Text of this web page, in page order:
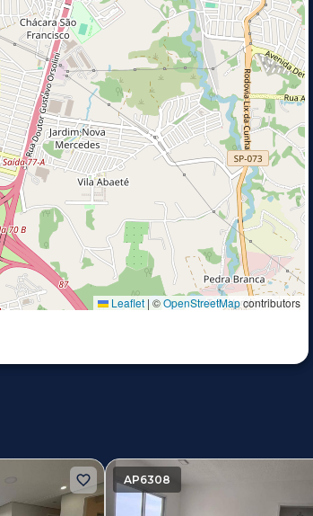
Leaflet | ©OpenStreetMapcontributors
AP6308